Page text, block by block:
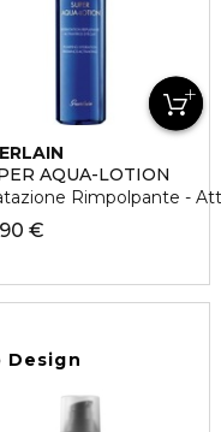
AQUA-LOTION
Rimpolpante -
€
Design